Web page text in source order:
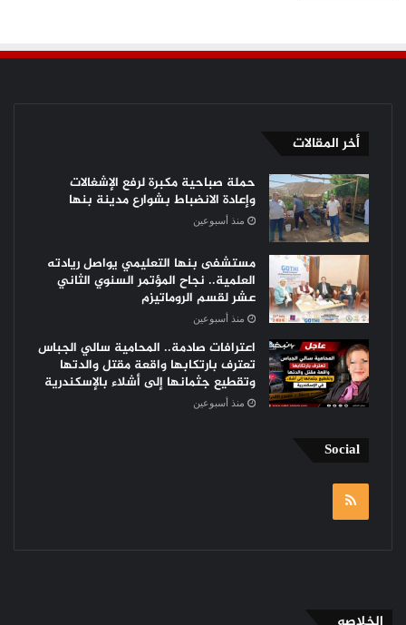
أخر المقالات
حملة صباحية مكبرة لرفع الإشغالات
وإعادة الانضباط بشوارع مدينة بنها
منذ أسبوعين
مستشفى بنها التعليمي يواصل ريادته
العلمية.. نجاح المؤتمر السنوي الثاني
عشر لقسم الروماتيزم
منذ أسبوعين
اعترافات صادمة.. المحامية سالي الجباس
تعترف بارتكابها واقعة مقتل والدتها
وتقطيع جثمانها إلى أشلاء بالإسكندرية
منذ أسبوعين
Social
RSS